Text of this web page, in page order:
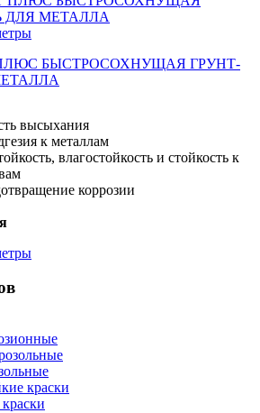
БЫСТРОСОХНУЩАЯ ГРУНТ-
высыхания
к металлам
влагостойкость и стойкость к
коррозии
краски